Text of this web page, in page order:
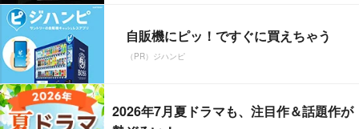
自販機にピッ！ですぐに買えちゃう
（PR）ジハンピ
2026年7月夏ドラマも、注目作＆話題作が